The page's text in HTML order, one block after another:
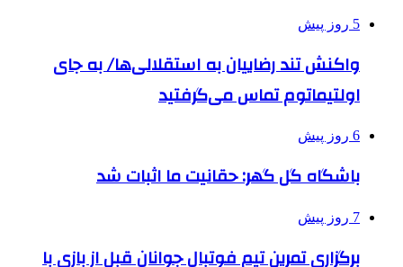
5 روز پیش
واکنش تند رضاییان به استقلالی‌ها/ به جای
اولتیماتوم تماس می‌گرفتید
6 روز پیش
باشگاه گل گهر: حقانیت ما اثبات شد
7 روز پیش
برگزاری تمرین تیم فوتبال جوانان قبل از بازی با